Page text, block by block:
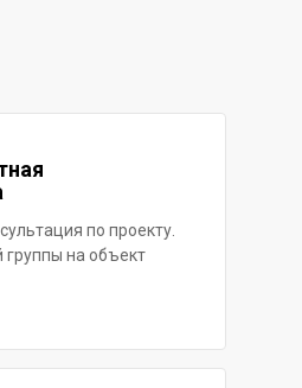
по проекту.
группы на объект